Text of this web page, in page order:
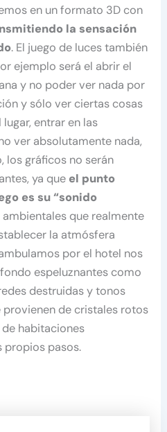
en un formato 3D con
la sensación
. El juego de luces también
ejemplo será el abrir el
y no poder ver nada por
y sólo ver ciertas cosas
entrar en las
ver absolutamente nada,
los gráficos no serán
ya que el punto
es su “sonido
ambientales que realmente
la atmósfera
por el hotel nos
espeluznantes como
destruidas y tonos
de cristales rotos
habitaciones
propios pasos.